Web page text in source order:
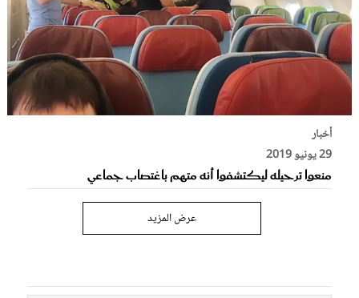
أخبار
29 يونيو 2019
منعوا ترحيله ليكتشفوا أنه متهم باغتصاب جماعي
عرض المزيد